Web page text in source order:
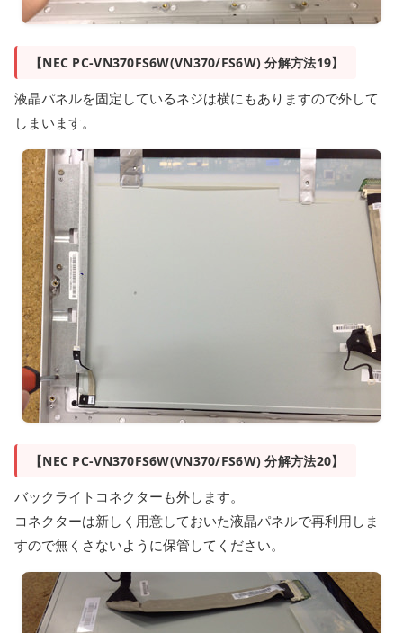
【NEC PC-VN370FS6W(VN370/FS6W) 分解方法19】
液晶パネルを固定しているネジは横にもありますので外して
しまいます。
【NEC PC-VN370FS6W(VN370/FS6W) 分解方法20】
バックライトコネクターも外します。
コネクターは新しく用意しておいた液晶パネルで再利用しま
すので無くさないように保管してください。